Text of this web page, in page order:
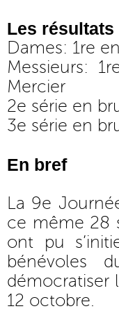
Les résultats
Dames: 1re
Messieurs:
Mercier
2e série en
3e série en
En bref
La 9e
ce même 28
ont pu
bénévoles
démocratiser
12 octobre.